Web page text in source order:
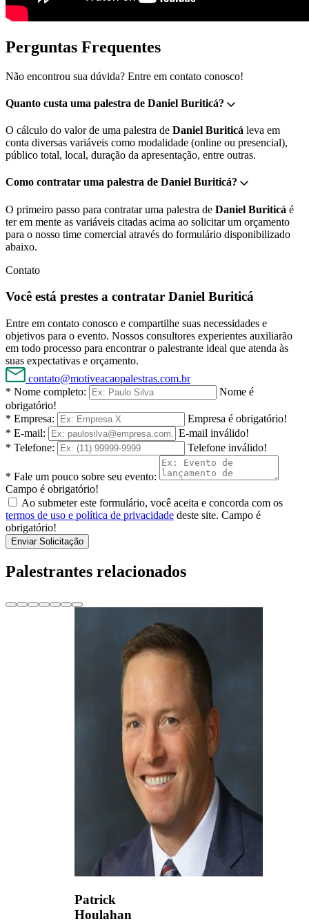
Perguntas Frequentes
Não encontrou sua dúvida? Entre em contato conosco!
Quanto custa uma palestra de Daniel Buriticá?
O cálculo do valor de uma palestra de Daniel Buriticá leva em
conta diversas variáveis como modalidade (online ou presencial),
público total, local, duração da apresentação, entre outras.
Como contratar uma palestra de Daniel Buriticá?
O primeiro passo para contratar uma palestra de Daniel Buriticá é
ter em mente as variáveis citadas acima ao solicitar um orçamento
para o nosso time comercial através do formulário disponibilizado
abaixo.
Contato
Você está prestes a contratar Daniel Buriticá
Entre em contato conosco e compartilhe suas necessidades e
objetivos para o evento. Nossos consultores experientes auxiliarão
em todo processo para encontrar o palestrante ideal que atenda às
suas expectativas e orçamento.
contato@motiveacaopalestras.com.br
* Nome completo:
Nome é
obrigatório!
* Empresa:
Empresa é obrigatório!
* E-mail:
E-mail inválido!
* Telefone:
Telefone inválido!
* Fale um pouco sobre seu evento:
Campo é obrigatório!
Ao submeter este formulário, você aceita e concorda com os
termos de uso e política de privacidade deste site. Campo é
obrigatório!
Enviar Solicitação
Palestrantes relacionados
Patrick
Houlahan